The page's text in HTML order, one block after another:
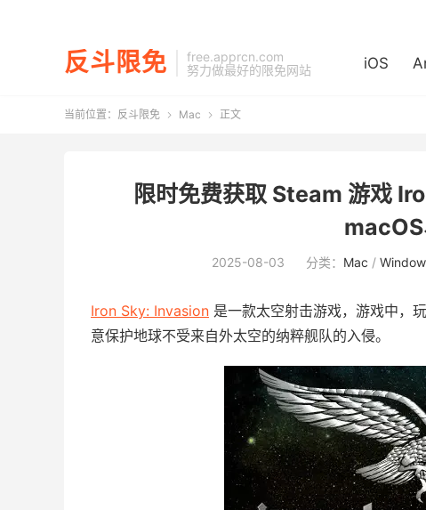
反斗限免
free.apprcn.com
努力做最好的限免网站
iOS
当前位置： 反斗限免  Mac  正文
限时免费获取 Steam 游戏
2025-08-03 分类： Mac /
Iron Sky: Invasion 是一款太空射击游戏，游戏中，
意保护地球不受来自外太空的纳粹舰队的入侵。